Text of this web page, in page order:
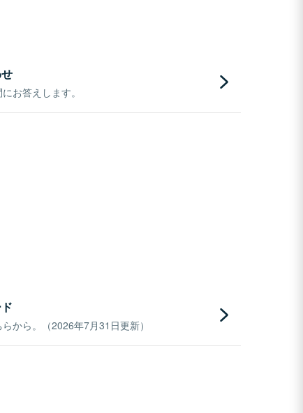
お答えします。
から。（2026年7月31日更新）